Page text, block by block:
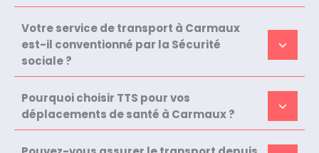
Votre service de transport à Carmaux
est-il conventionné par la Sécurité
sociale ?
Pourquoi choisir TTS pour vos
déplacements de santé à Carmaux ?